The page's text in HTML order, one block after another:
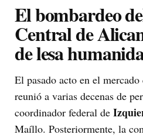
El bombardeo
Central de
de lesa
El pasado acto en el
reunió a varias decenas de
coordinador federal de
Maíllo. Posteriormente, la